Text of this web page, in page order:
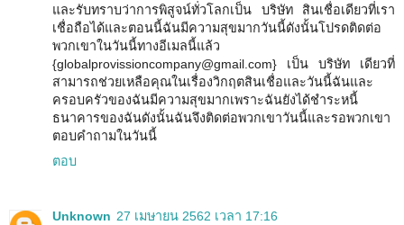
และรับทราบว่าการพิสูจน์ทั่วโลกเป็น บริษัท สินเชื่อเดียวที่เรา
เชื่อถือได้และตอนนี้ฉันมีความสุขมากวันนี้ดังนั้นโปรดติดต่อ
พวกเขาในวันนี้ทางอีเมลนี้แล้ว
{globalprovissioncompany@gmail.com} เป็น บริษัท เดียวที่
สามารถช่วยเหลือคุณในเรื่องวิกฤตสินเชื่อและวันนี้ฉันและ
ครอบครัวของฉันมีความสุขมากเพราะฉันยังได้ชำระหนี้
ธนาคารของฉันดังนั้นฉันจึงติดต่อพวกเขาวันนี้และรอพวกเขา
ตอบคำถามในวันนี้
ตอบ
Unknown 27 เมษายน 2562 เวลา 17:16